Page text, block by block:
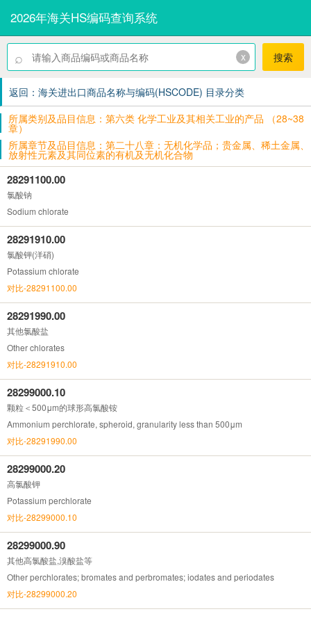
2026年海关HS编码查询系统
⌕ x 搜索
返回：海关进出口商品名称与编码(HSCODE) 目录分类
所属类别及品目信息：第六类 化学工业及其相关工业的产品 （28~38
章）
所属章节及品目信息：第二十八章：无机化学品；贵金属、稀土金属、
放射性元素及其同位素的有机及无机化合物
28291100.00
氯酸钠
Sodium chlorate
28291910.00
氯酸钾(洋硝)
Potassium chlorate
对比-28291100.00
28291990.00
其他氯酸盐
Other chlorates
对比-28291910.00
28299000.10
颗粒＜500μm的球形高氯酸铵
Ammonium perchlorate, spheroid, granularity less than 500μm
对比-28291990.00
28299000.20
高氯酸钾
Potassium perchlorate
对比-28299000.10
28299000.90
其他高氯酸盐,溴酸盐等
Other perchlorates; bromates and perbromates; iodates and periodates
对比-28299000.20